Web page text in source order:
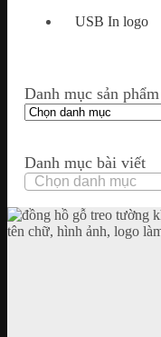
USB In logo
Danh mục sản phẩm
Danh mục bài viết
Danh
mục
bài
viết